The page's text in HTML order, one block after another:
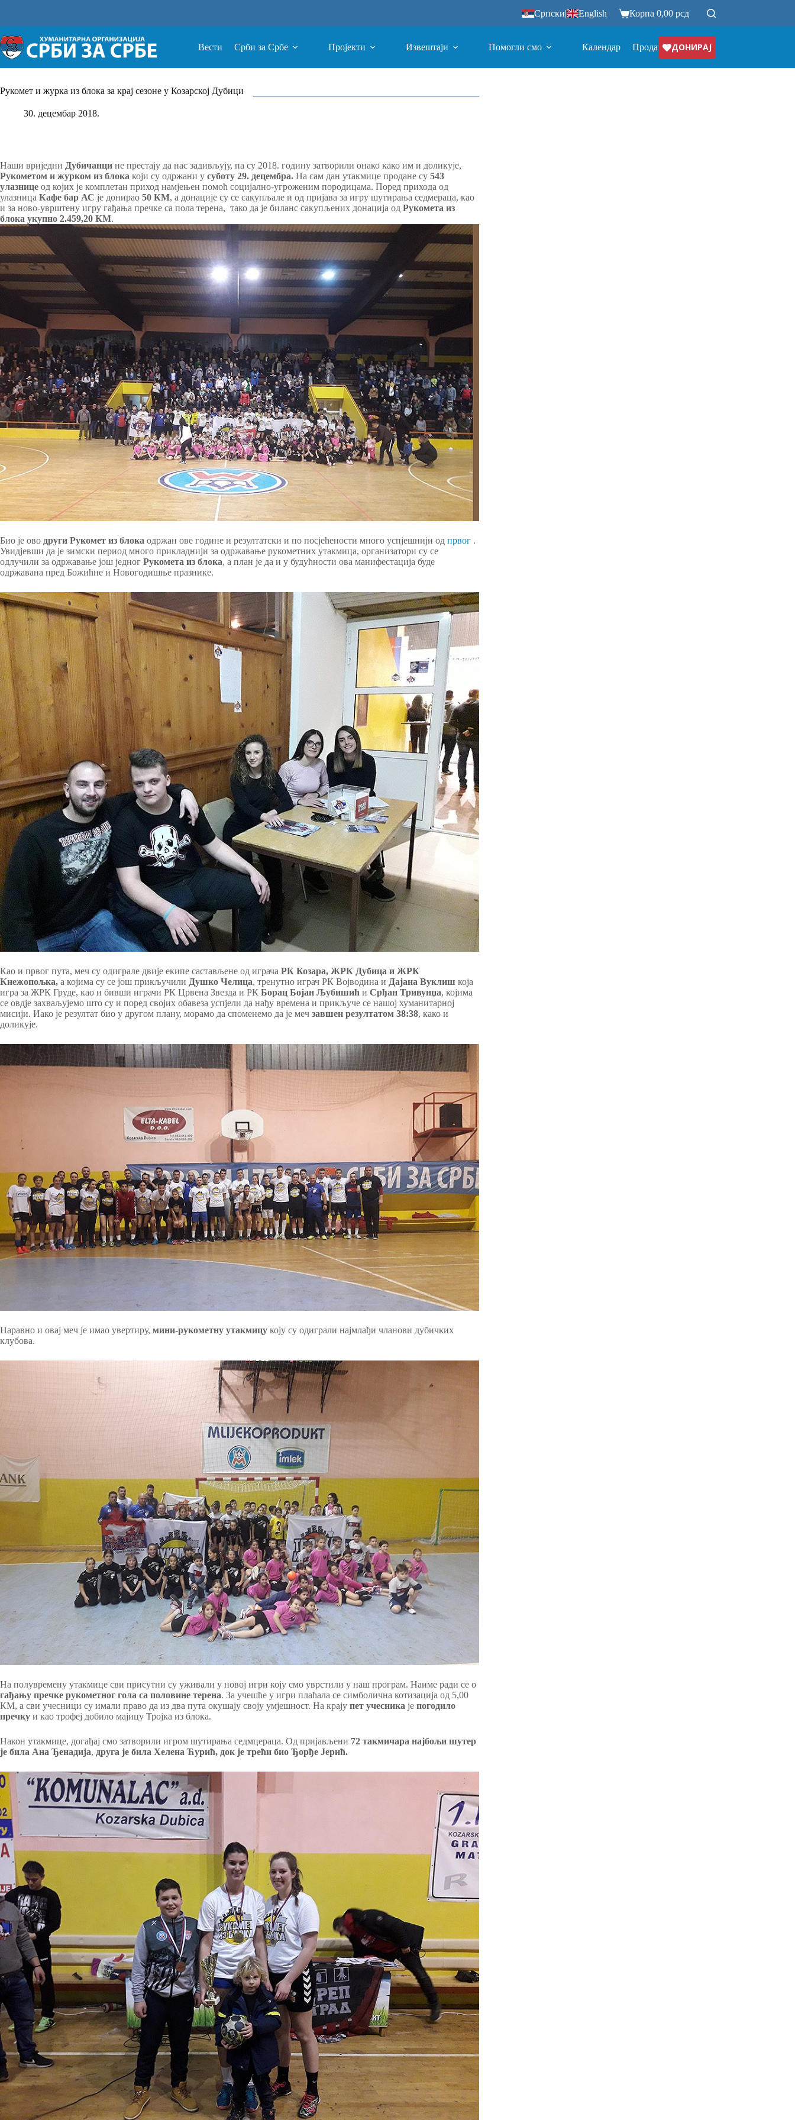
Српски| English Корпа 0,00 рсд
Вести Срби за Србе Пројекти Извештаји Помогли смо Календар ПродавницаДОНИРАЈ
Рукомет и журка из блока за крај сезоне у Козарској Дубици
30. децембар 2018.
Наши вриједни Дубичанци не престају да нас задивљују, па су 2018. годину затворили онако како им и доликује,
Рукометом и журком из блока који су одржани у суботу 29. децембра. На сам дан утакмице продане су 543
улазнице од којих је комплетан приход намјењен помоћ социјално-угроженим породицама. Поред прихода од
улазница Кафе бар АС је донирао 50 КМ, а донације су се сакупљале и од пријава за игру шутирања седмераца, као
и за ново-уврштену игру гађања пречке са пола терена, тако да је биланс сакупљених донација од Рукомета из
блока укупно 2.459,20 КМ.
Био је ово други Рукомет из блока одржан ове године и резултатски и по посјећености много успјешнији од првог .
Увидјевши да је зимски период много прикладнији за одржавање рукометних утакмица, организатори су се
одлучили за одржавање још једног Рукомета из блока, а план је да и у будућности ова манифестација буде
одржавана пред Божићне и Новогодишње празнике.
Као и првог пута, меч су одиграле двије екипе састављене од играча РК Козара, ЖРК Дубица и ЖРК
Кнежопољка, а којима су се још прикључили Душко Челица, тренутно играч РК Војводина и Дајана Вуклиш која
игра за ЖРК Груде, као и бивши играчи РК Црвена Звезда и РК Борац Бојан Љубишић и Срђан Тривунџа, којима
се овдје захваљујемо што су и поред својих обавеза успјели да нађу времена и прикључе се нашој хуманитарној
мисији. Иако је резултат био у другом плану, морамо да споменемо да је меч завшен резултатом 38:38, како и
доликује.
Наравно и овај меч је имао увертиру, мини-рукометну утакмицу коју су одиграли најмлађи чланови дубичких
клубова.
На полувремену утакмице сви присутни су уживали у новој игри коју смо уврстили у наш програм. Наиме ради се о
гађању пречке рукометног гола са половине терена. За учешће у игри плаћала се симболична котизација од 5,00
КМ, а сви учесници су имали право да из два пута окушају своју умјешност. На крају пет учесника је погодило
пречку и као трофеј добило мајицу Тројка из блока.
Након утакмице, догађај смо затворили игром шутирања седмцераца. Од пријављени 72 такмичара најбољи шутер
је била Ана Ђенадија, друга је била Хелена Ћурић, док је трећи био Ђорђе Јерић.